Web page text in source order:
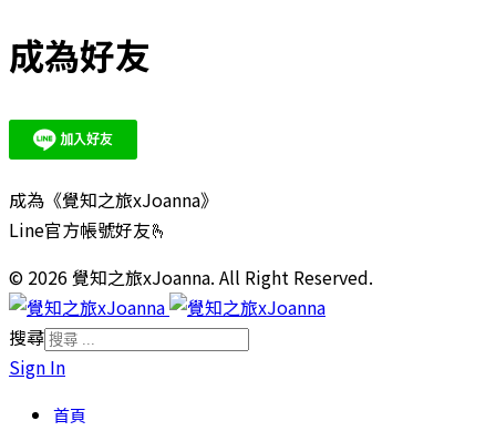
成為好友
成為《覺知之旅xJoanna》
Line官方帳號好友🫰
© 2026 覺知之旅xJoanna. All Right Reserved.
搜尋
Sign In
首頁